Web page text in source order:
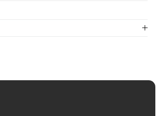
die hohe Deckkraft lassen sich auch